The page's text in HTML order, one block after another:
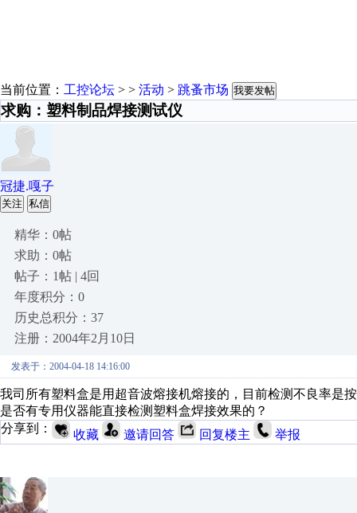
当前位置： 工控论坛 > > 活动 > 跳蚤市场 我要发帖
求购：塑料制品焊接测试仪
冠捷.嘎子
关注 私信
精华：0帖
求助：0帖
帖子：1帖 | 4回
年度积分：0
历史总积分：37
注册：2004年2月10日
发表于：2004-04-18 14:16:00
我司所有塑料盒是用超音波熔接机熔接的，目前检测不良率是
是否有专用仪器能直接检测塑料盒焊接效果的？
分享到：
收藏 邀请回答 回复楼主 举报